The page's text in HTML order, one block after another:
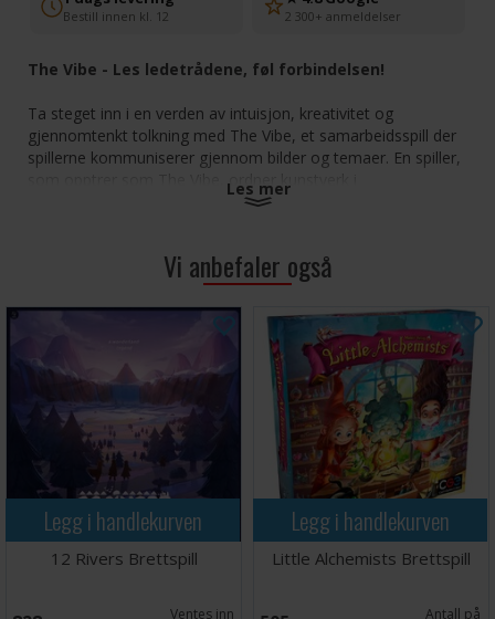
Bestill innen kl. 12 2 300+ anmeldelser
The Vibe - Les ledetrådene, føl forbindelsen!
Ta steget inn i en verden av intuisjon, kreativitet og
gjennomtenkt tolkning med The Vibe, et samarbeidsspill der
spillerne kommuniserer gjennom bilder og temaer. En spiller,
som opptrer som The Vibe, ordner kunstverk i
postkortstørrelse i en rekkefølge fra minst til mest passende
Samarbeid om tolkning:Samarbeid om å lese
mellom linjene og avdekke den uuttalte
sammenhengen mellom bilder og temaer.
Stemningsfulle kunstverk: Hvert kort i postkortstørrelse
har vakre, tvetydige bilder som er designet for å utløse
diskusjon og kreativ tenkning.
Tematisk ordspill:
Kortene har tematiske ord på
baksiden, noe som gir mulighet for en blanding av
klassiske, finurlige og dypt meningsfulle temaer.
Flere bind for variasjon:
Bind 1: En blanding av
klassisk og finurlig kunst med et bredt utvalg av
tematiske ord. Senere bind: Fokuserer på spesifikke
temaer og stiler, og introduserer mer utfordrende og
Les mer
Vi anbefaler også
Legg i handlekurven
12 Rivers Brettspill
Ventes inn
Legg i handlekurven
Little Alchemists Brettspill
Antall på